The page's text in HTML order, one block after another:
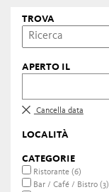
TROVA
APERTO IL
Cancella data
LOCALITÀ
CATEGORIE
Ristorante (6)
Bar / Café / Bistro (3)